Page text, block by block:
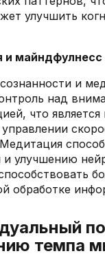
улучшить
и майндфулнесс
и
над
что
и улучшению
обработке
темпа